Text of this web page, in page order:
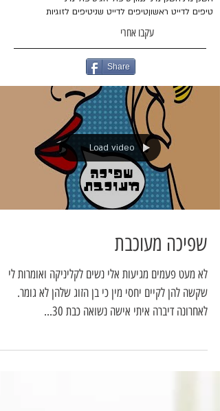
טיפים לדייט ראשוןטיפים לדייט שניטיפים לזוגיות
עקבו אחרי
Share
Load video
שפיכה מעוכבת
לא מעט פעמים מגיעות אלי נשים לקליניקה ואומרות לי
שקשה להן לקיים יחסי מין כי בן הזוג שלהן לא גומר.
לאחרונה דיברה איתי אישה נשואה כבת 30...